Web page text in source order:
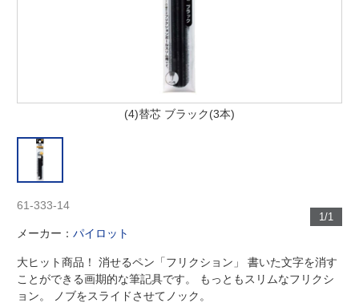
(4)替芯 ブラック(3本)
1/1
61-333-14
メーカー：パイロット
大ヒット商品！ 消せるペン「フリクション」 書いた文字を消す
ことができる画期的な筆記具です。 もっともスリムなフリクシ
ョン。 ノブをスライドさせてノック。